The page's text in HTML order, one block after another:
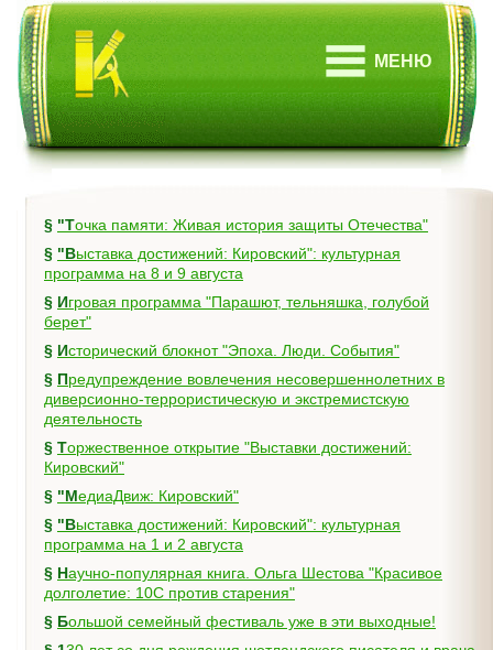
МЕНЮ
§
"Точка памяти: Живая история защиты Отечества"
§ "Выставка достижений: Кировский": культурная
программа на 8 и 9 августа
§ Игровая программа "Парашют, тельняшка, голубой
берет"
§
Исторический блокнот "Эпоха. Люди. События"
§ Предупреждение вовлечения несовершеннолетних в
диверсионно-террористическую и экстремистскую
деятельность
§ Торжественное открытие "Выставки достижений:
Кировский"
§
"МедиаДвиж: Кировский"
§ "Выставка достижений: Кировский": культурная
программа на 1 и 2 августа
§ Научно-популярная книга. Ольга Шестова "Красивое
долголетие: 10C против старения"
§
Большой семейный фестиваль уже в эти выходные!